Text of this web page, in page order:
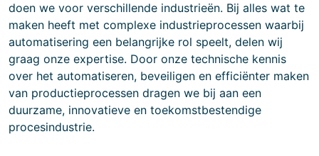
doen we voor verschillende industrieën. Bij alles wat te
maken heeft met complexe industrieprocessen waarbij
automatisering een belangrijke rol speelt, delen wij
graag onze expertise. Door onze technische kennis
over het automatiseren, beveiligen en efficiënter maken
van productieprocessen dragen we bij aan een
duurzame, innovatieve en toekomstbestendige
procesindustrie.